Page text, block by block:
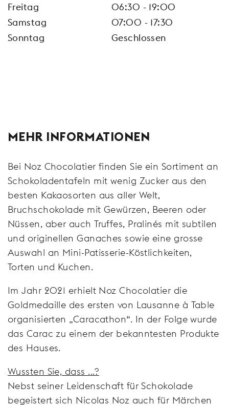
Freitag
06:30 - 19:00
Samstag
07:00 - 17:30
Sonntag
Geschlossen
MEHR INFORMATIONEN
Bei Noz Chocolatier finden Sie ein Sortiment an
Schokoladentafeln mit wenig Zucker aus den
besten Kakaosorten aus aller Welt,
Bruchschokolade mit Gewürzen, Beeren oder
Nüssen, aber auch Truffes, Pralinés mit subtilen
und originellen Ganaches sowie eine grosse
Auswahl an Mini-Patisserie-Köstlichkeiten,
Torten und Kuchen.
Im Jahr 2021 erhielt Noz Chocolatier die
Goldmedaille des ersten von Lausanne à Table
organisierten „Caracathon“. In der Folge wurde
das Carac zu einem der bekanntesten Produkte
des Hauses.
Wussten Sie, dass ...?
Nebst seiner Leidenschaft für Schokolade
begeistert sich Nicolas Noz auch für Märchen